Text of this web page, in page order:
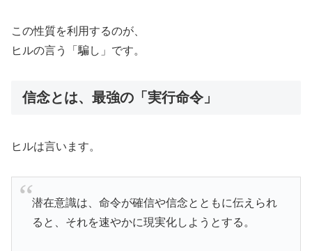
この性質を利用するのが、
ヒルの言う「騙し」です。
信念とは、最強の「実行命令」
ヒルは言います。
潜在意識は、命令が確信や信念とともに伝えられ
ると、それを速やかに現実化しようとする。